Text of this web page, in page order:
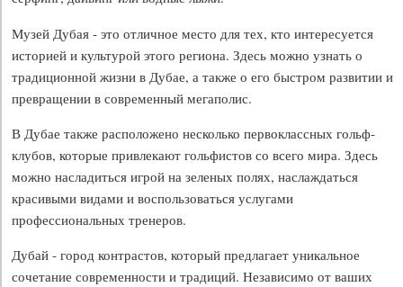
Музей Дубая - это отличное место для тех, кто интересуется
историей и культурой этого региона. Здесь можно узнать о
традиционной жизни в Дубае, а также о его быстром развитии и
превращении в современный мегаполис.
В Дубае также расположено несколько первоклассных гольф-
клубов, которые привлекают гольфистов со всего мира. Здесь
можно насладиться игрой на зеленых полях, наслаждаться
красивыми видами и воспользоваться услугами
профессиональных тренеров.
Дубай - город контрастов, который предлагает уникальное
сочетание современности и традиций. Независимо от ваших